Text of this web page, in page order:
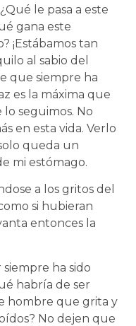
le pasa a este
gana este
¡Estábamos tan
al sabio del
que siempre ha
es la máxima que
seguimos. No
en esta vida. Verlo
queda un
mi estómago.
a los gritos del
si hubieran
entonces la
siempre ha sido
habría de ser
hombre que grita y
No dejen que